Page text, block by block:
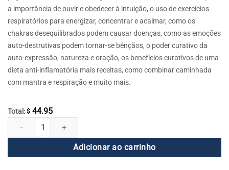
a importância de ouvir e obedecer à intuição, o uso de exercícios
respiratórios para energizar, concentrar e acalmar, como os
chakras desequilibrados podem causar doenças, como as emoções
auto-destrutivas podem tornar-se bênçãos, o poder curativo da
auto-expressão, natureza e oração, os benefícios curativos de uma
dieta anti-inflamatória mais receitas, como combinar caminhada
com mantra e respiração e muito mais.
Total: $ 44.95
O Yoga do Envelhecimento e da Doença Crónica quantidade
Adicionar ao carrinho